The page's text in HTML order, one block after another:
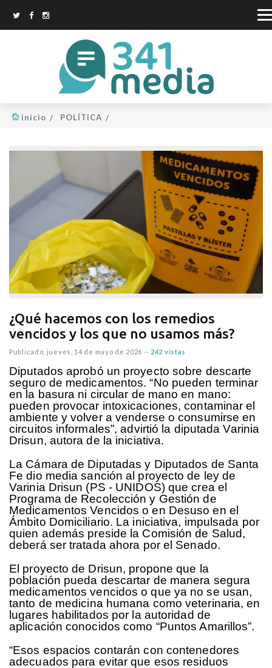
inicio POLÍTICA
¿Qué hacemos con los remedios
vencidos y los que no usamos más?
Publicado, jueves, 14 de mayo de 2026 -- 242 vistas
Diputados aprobó un proyecto sobre descarte
seguro de medicamentos. “No pueden terminar
en la basura ni circular de mano en mano:
pueden provocar intoxicaciones, contaminar el
ambiente y volver a venderse o consumirse en
circuitos informales”, advirtió la diputada Varinia
Drisun, autora de la iniciativa.
La Cámara de Diputadas y Diputados de Santa
Fe dio media sanción al proyecto de ley de
Varinia Drisun (PS - UNIDOS) que crea el
Programa de Recolección y Gestión de
Medicamentos Vencidos o en Desuso en el
Ámbito Domiciliario. La iniciativa, impulsada por
quien además preside la Comisión de Salud,
deberá ser tratada ahora por el Senado.
El proyecto de Drisun, propone que la
población pueda descartar de manera segura
medicamentos vencidos o que ya no se usan,
tanto de medicina humana como veterinaria, en
lugares habilitados por la autoridad de
aplicación conocidos como “Puntos Amarillos”.
“Esos espacios contarán con contenedores
adecuados para evitar que esos residuos